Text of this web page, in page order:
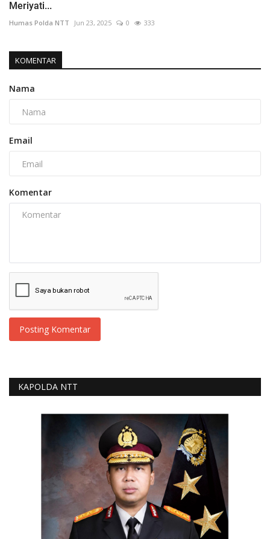
Meriyati...
Humas Polda NTT Jun 23, 2025 0 333
KOMENTAR
Nama
Email
Komentar
Posting Komentar
KAPOLDA NTT